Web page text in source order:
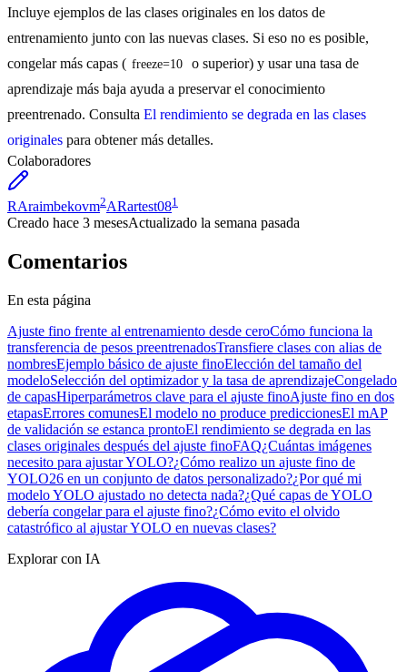
Incluye ejemplos de las clases originales en los datos de
entrenamiento junto con las nuevas clases. Si eso no es posible,
congelar más capas ( freeze=10
o superior) y usar una tasa de
aprendizaje más baja ayuda a preservar el conocimiento
preentrenado. Consulta El rendimiento se degrada en las clases
originales para obtener más detalles.
Colaboradores
RAraimbekovm2ARartest081
Creado hace 3 mesesActualizado la semana pasada
Comentarios
En esta página
Ajuste fino frente al entrenamiento desde ceroCómo funciona la
transferencia de pesos preentrenadosTransfiere clases con alias de
nombresEjemplo básico de ajuste finoElección del tamaño del
modeloSelección del optimizador y la tasa de aprendizajeCongelado
de capasHiperparámetros clave para el ajuste finoAjuste fino en dos
etapasErrores comunesEl modelo no produce prediccionesEl mAP
de validación se estanca prontoEl rendimiento se degrada en las
clases originales después del ajuste finoFAQ¿Cuántas imágenes
necesito para ajustar YOLO?¿Cómo realizo un ajuste fino de
YOLO26 en un conjunto de datos personalizado?¿Por qué mi
modelo YOLO ajustado no detecta nada?¿Qué capas de YOLO
debería congelar para el ajuste fino?¿Cómo evito el olvido
catastrófico al ajustar YOLO en nuevas clases?
Explorar con IA